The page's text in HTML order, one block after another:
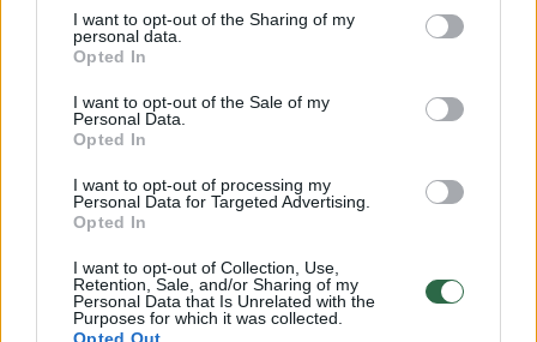
I want to opt-out of the Sharing of my
personal data.
Opted In
I want to opt-out of the Sale of my
Personal Data.
Opted In
I want to opt-out of processing my
Personal Data for Targeted Advertising.
Opted In
I want to opt-out of Collection, Use,
Retention, Sale, and/or Sharing of my
Personal Data that Is Unrelated with the
Purposes for which it was collected.
Opted Out
Roberta ir Tomas Barauskai, Eglė Barauskienė,
Laimutis Pinkevičius su drauge Simona,
Visvaldas ir Svaja Norkevičiai, Neringa Geigė
Vingilė, Elmira Danilova, Aistė Guogienė,
Nerijus ir Sandra Klimavičiai, Tomas Tumynas,
Evelina Jakštaitė, žinoma advokatė Laima
paramos grupės“ įkūrėjas, „Wolves“ krepšinio
klubo prezidentas Rimantas Kaukėnas,